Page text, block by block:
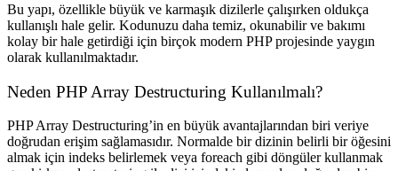
Bu yapı, özellikle büyük ve karmaşık dizilerle çalışırken oldukça
kullanışlı hale gelir. Kodunuzu daha temiz, okunabilirve bakımı
kolay bir hale getirdiği için birçok modern PHP projesinde yaygın
olarak kullanılmaktadır.
Neden PHP Array Destructuring Kullanılmalı?
PHP Array Destructuring’in en büyük avantajlarından biri veriye
doğrudan erişim sağlamasıdır. Normalde bir dizinin belirli bir öğesini
almak için indeks belirlemek veya foreach gibi döngüler kullanmak